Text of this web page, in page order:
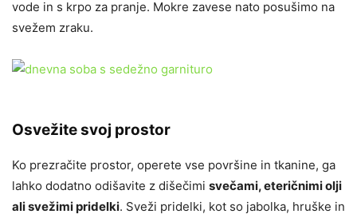
vode in s krpo za pranje. Mokre zavese nato posušimo na
svežem zraku.
Osvežite svoj prostor
Ko prezračite prostor, operete vse površine in tkanine, ga
lahko dodatno odišavite z dišečimi svečami, eteričnimi olji
ali svežimi pridelki. Sveži pridelki, kot so jabolka, hruške in